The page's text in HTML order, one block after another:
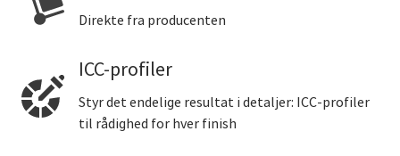
Direkte fra producenten
ICC-profiler
Styr det endelige resultat i detaljer: ICC-profiler
til rådighed for hver finish